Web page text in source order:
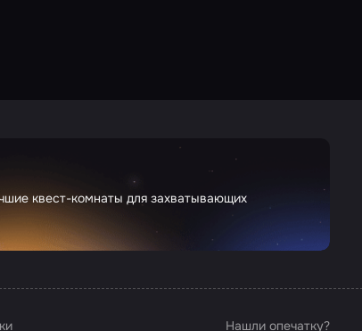
квест-комнаты для захватывающих
Нашли опечатку?